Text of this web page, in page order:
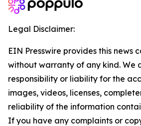
Legal Disclaimer:
EIN Presswire provides this news
without warranty of any kind. We
responsibility or liability for the
images, videos, licenses,
reliability of the information
If you have any complaints or